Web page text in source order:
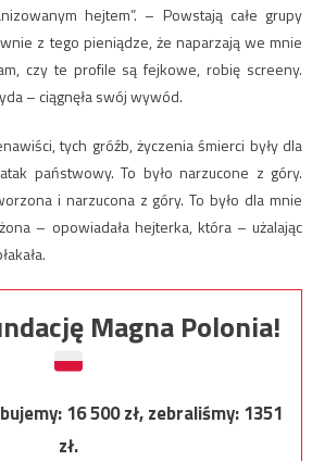
hejtem”. – Powstają całe grupy
z tego pieniądze, że naparzają we mnie
czy te profile są fejkowe, robię screeny.
– ciągnęła swój wywód.
tych gróźb, życzenia śmierci były dla
państwowy. To było narzucone z góry.
i narzucona z góry. To było dla mnie
– opowiadała hejterka, która – użalając
Magna Polonia!
16 500zł, zebraliśmy:1351
zł.